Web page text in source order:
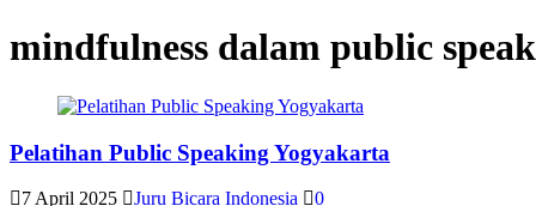
mindfulness dalam public
Pelatihan Public Speaking Yogyakarta
7 April 2025 Juru Bicara Indonesia 0